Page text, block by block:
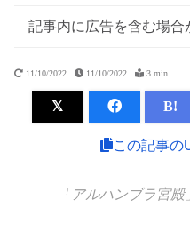
11/10/2022 11/10/2022 3 min
記事内に広告を含む場合
B!
この記事の
「アルハンブラ宮